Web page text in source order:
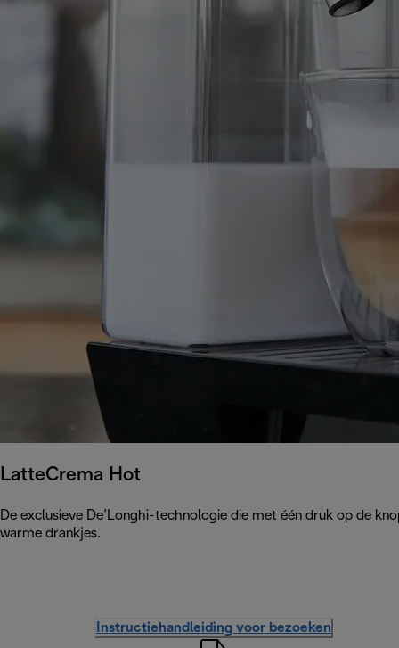
LatteCrema Hot
De exclusieve De’Longhi-technologie die met één druk op de
warme drankjes.
Instructiehandleiding voor bezoeken